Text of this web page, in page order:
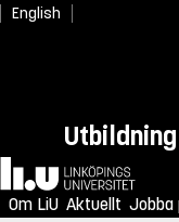
English
Utbildning
Hem
Om LiU Aktuellt Jobba